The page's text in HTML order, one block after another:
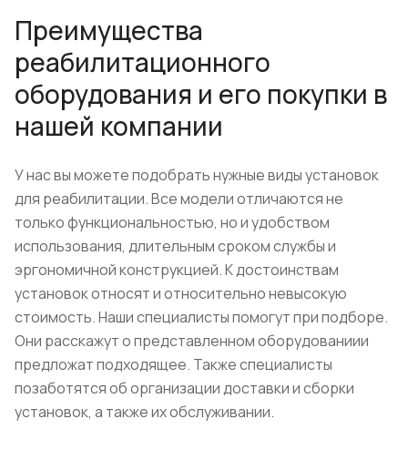
Преимущества
реабилитационного
оборудования и его покупки в
нашей компании
У нас вы можете подобрать нужные виды установок
для реабилитации. Все модели отличаются не
только функциональностью, но и удобством
использования, длительным сроком службы и
эргономичной конструкцией. К достоинствам
установок относят и относительно невысокую
стоимость. Наши специалисты помогут при подборе.
Они расскажут о представленном оборудованиии
предложат подходящее. Также специалисты
позаботятся об организации доставки и сборки
установок, а также их обслуживании.